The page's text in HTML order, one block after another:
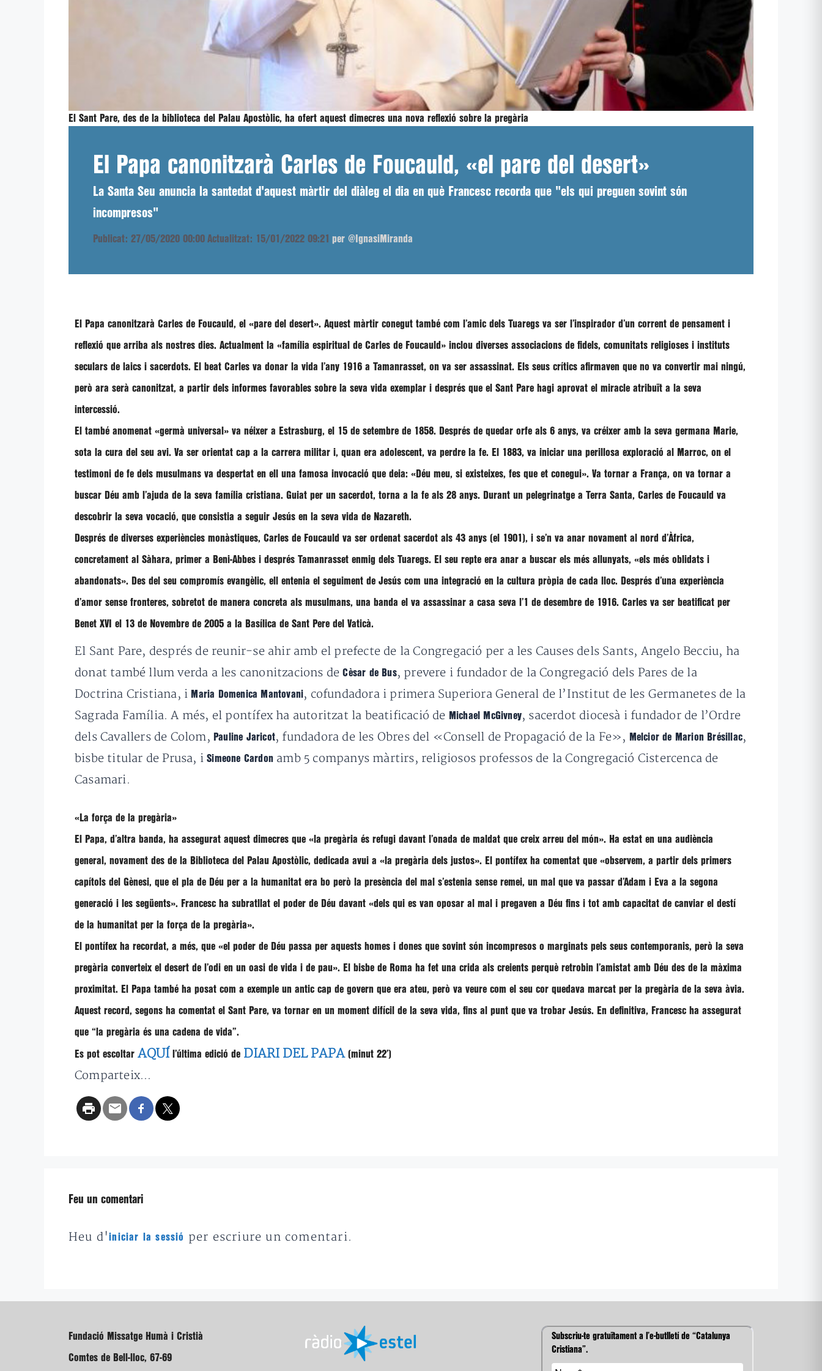
El Sant Pare, des de la biblioteca del Palau Apostòlic, ha ofert aquest dimecres una nova reflexió sobre la pregària
El Papa canonitzarà Carles de Foucauld, «el pare del desert»
La Santa Seu anuncia la santedat d'aquest màrtir del diàleg el dia en què Francesc recorda que "els qui preguen sovint són
incompresos"
Publicat: 27/05/2020 00:00 Actualitzat: 15/01/2022 09:21 per @IgnasiMiranda
El Papa canonitzarà Carles de Foucauld, el «pare del desert». Aquest màrtir conegut també com l’amic dels Tuaregs va ser l’inspirador d’un corrent de pensament i
reflexió que arriba als nostres dies. Actualment la «família espiritual de Carles de Foucauld» inclou diverses associacions de fidels, comunitats religioses i instituts
seculars de laics i sacerdots. El beat Carles va donar la vida l’any 1916 a Tamanrasset, on va ser assassinat. Els seus crítics afirmaven que no va convertir mai ningú,
però ara serà canonitzat, a partir dels informes favorables sobre la seva vida exemplar i després que el Sant Pare hagi aprovat el miracle atribuït a la seva
intercessió.
El també anomenat «germà universal» va néixer a Estrasburg, el 15 de setembre de 1858. Després de quedar orfe als 6 anys, va créixer amb la seva germana Marie,
sota la cura del seu avi. Va ser orientat cap a la carrera militar i, quan era adolescent, va perdre la fe. El 1883, va iniciar una perillosa exploració al Marroc, on el
testimoni de fe dels musulmans va despertat en ell una famosa invocació que deia: «Déu meu, si existeixes, fes que et conegui». Va tornar a França, on va tornar a
buscar Déu amb l’ajuda de la seva família cristiana. Guiat per un sacerdot, torna a la fe als 28 anys. Durant un pelegrinatge a Terra Santa, Carles de Foucauld va
descobrir la seva vocació, que consistia a seguir Jesús en la seva vida de Nazareth.
Després de diverses experiències monàstiques, Carles de Foucauld va ser ordenat sacerdot als 43 anys (el 1901), i se’n va anar novament al nord d’Àfrica,
concretament al Sàhara, primer a Beni-Abbes i després Tamanrasset enmig dels Tuaregs. El seu repte era anar a buscar els més allunyats, «els més oblidats i
abandonats». Des del seu compromís evangèlic, ell entenia el seguiment de Jesús com una integració en la cultura pròpia de cada lloc. Després d’una experiència
d’amor sense fronteres, sobretot de manera concreta als musulmans, una banda el va assassinar a casa seva l’1 de desembre de 1916. Carles va ser beatificat per
Benet XVI el 13 de Novembre de 2005 a la Basílica de Sant Pere del Vaticà.
El Sant Pare, després de reunir-se ahir amb el prefecte de la Congregació per a les Causes dels Sants, Angelo Becciu, ha
donat també llum verda a les canonitzacions deCèsar de Bus, prevere i fundador de la Congregació dels Pares de la
Doctrina Cristiana, iMaria Domenica Mantovani, cofundadora i primera Superiora General de l’Institut de les Germanetes de la
Sagrada Família. A més, el pontífex ha autoritzat la beatificació de
Michael McGivney, sacerdot diocesà i fundador de l’Ordre
dels Cavallers de Colom, Pauline Jaricot, fundadora de les Obres del «Consell de Propagació de la Fe», Melcior de Marion Brésillac,
bisbe titular de Prusa, iSimeone Cardon amb 5 companys màrtirs, religiosos professos de la Congregació Cistercenca de
Casamari.
«La força de la pregària»
El Papa, d’altra banda, ha assegurat aquest dimecres que «la pregària és refugi davant l’onada de maldat que creix arreu del món». Ha estat en una audiència
general, novament des de la Biblioteca del Palau Apostòlic, dedicada avui a « la pregària dels justos». El pontífex ha comentat que «observem, a partir dels primers
capítols del Gènesi, que el pla de Déu per a la humanitat era bo però la presència del mal s’estenia sense remei, un mal que va passar d’Adam i Eva a la segona
generació i les següents». Francesc ha subratllat el poder de Déu davant «dels qui es van oposar al mal i pregaven a Déu fins i tot amb capacitat de canviar el destí
de la humanitat per la força de la pregària».
El pontífex ha recordat, a més, que «el poder de Déu passa per aquests homes i dones que sovint són incompresos o marginats pels seus contemporanis, però la seva
pregària converteix el desert de l’odi en un oasi de vida i de pau». El bisbe de Roma ha fet una crida als creients perquè retrobin l’amistat amb Déu des de la màxima
proximitat. El Papa també ha posat com a exemple un antic cap de govern que era ateu, però va veure com el seu cor quedava marcat per la pregària de la seva àvia.
Aquest record, segons ha comentat el Sant Pare, va tornar en un moment difícil de la seva vida, fins al punt que va trobar Jesús. En definitiva, Francesc ha assegurat
que “la pregària és una cadena de vida”.
Es pot escoltar AQUÍ l’última edició de DIARI DEL PAPA(minut 22′)
Comparteix...
Feu un comentari
Heu d'iniciar la sessió per escriure un comentari.
Fundació Missatge Humà i Cristià
Comtes de Bell-lloc, 67-69
Subscriu-te gratuïtament a l’e-butlletí de “Catalunya
Cristiana”.